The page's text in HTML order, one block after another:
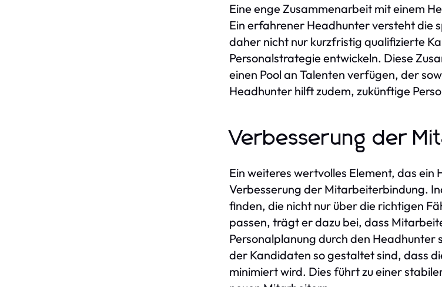
Eine enge Zusammenarbeit mit einem
Ein erfahrener Headhunter versteht die
daher nicht nur kurzfristig qualifizierte
Personalstrategie entwickeln. Diese
einen Pool an Talenten verfügen, der
Headhunter hilft zudem, zukünftige
Verbesserung der
Ein weiteres wertvolles Element, das
Verbesserung der Mitarbeiterbindung.
finden, die nicht nur über die richtigen
passen, trägt er dazu bei, dass
Personalplanung durch den
der Kandidaten so gestaltet sind, dass
minimiert wird. Dies führt zu einer